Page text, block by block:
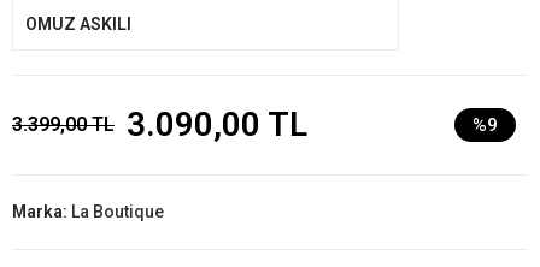
OMUZ ASKILI
3.399,00 TL 3.090,00 TL %9
Marka: La Boutique